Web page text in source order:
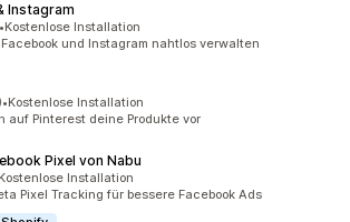
Instagram
insgesamt
•Kostenlose Installation
und Instagram nahtlos verwalten
insgesamt
•Kostenlose Installation
auf Pinterest deine Produkte vor
Pixel von Nabu
insgesamt
Kostenlose Installation
Pixel Tracking für bessere Facebook Ads